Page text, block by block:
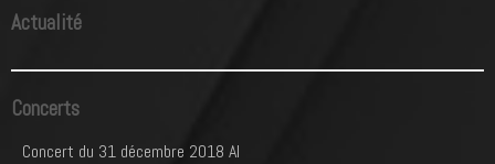
Actualité
Concerts
Concert du 31 décembre 2018 Al